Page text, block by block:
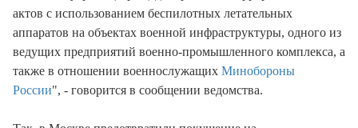
актов с использованием беспилотных летательных
аппаратов на объектах военной инфраструктуры, одного из
ведущих предприятий военно-промышленного комплекса, а
также в отношении военнослужащих Минобороны
России", - говорится в сообщении ведомства.